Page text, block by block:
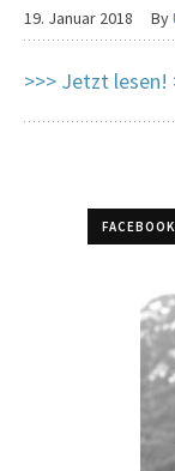
19. Januar 2018 By
>>> Jetzt lesen!
FACEBOOK